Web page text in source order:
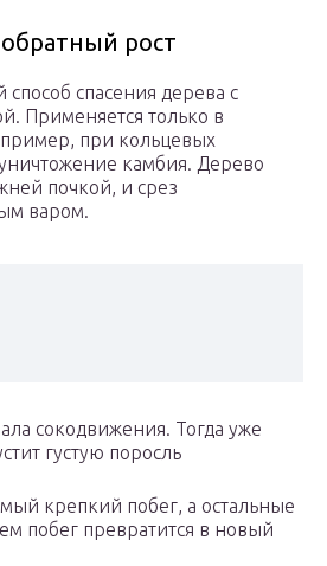
рост
спасения дерева с
Применяется только в
при кольцевых
камбия. Дерево
почкой, и срез
варом.
сокодвижения. Тогда уже
густую поросль
крепкий побег, а остальные
побег превратится в новый